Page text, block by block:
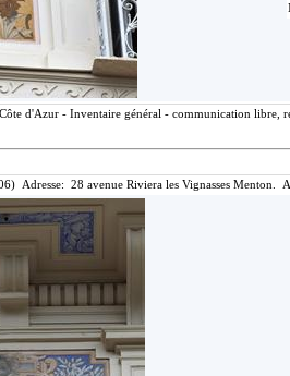
d'Azur - Inventaire général - communication libre,
Adresse: 28 avenue Riviera les Vignasses Menton.